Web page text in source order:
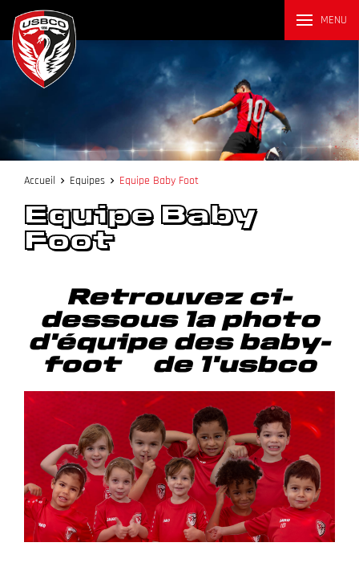
MENU
Accueil Equipes Equipe Baby Foot
Equipe Baby
Foot
Retrouvez ci-
dessous la photo
d'équipe des baby-
foot de l'usbco